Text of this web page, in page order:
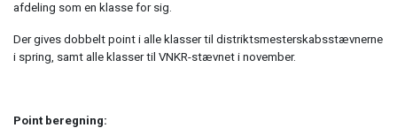
afdeling som en klasse for sig.
Der gives dobbelt point i alle klasser til distriktsmesterskabsstævnerne
i spring, samt alle klasser til VNKR-stævnet i november.
Point beregning: